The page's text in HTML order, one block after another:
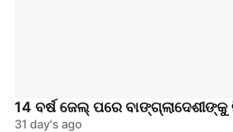
14 ବର୍ଷ ଜେଲ୍ ପରେ
31 day's ago